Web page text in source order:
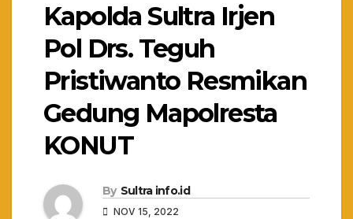
Kapolda Sultra Irjen
Pol Drs. Teguh
Pristiwanto Resmikan
Gedung Mapolresta
KONUT
By Sultra info.id
NOV 15, 2022